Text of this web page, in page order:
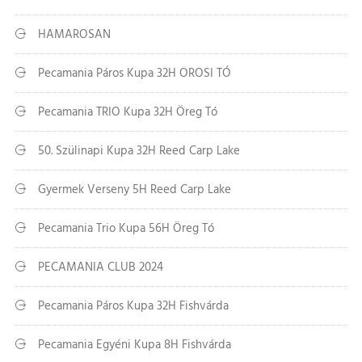
HAMAROSAN
Pecamania Páros Kupa 32H OROSI TÓ
Pecamania TRIO Kupa 32H Öreg Tó
50. Szülinapi Kupa 32H Reed Carp Lake
Gyermek Verseny 5H Reed Carp Lake
Pecamania Trio Kupa 56H Öreg Tó
PECAMANIA CLUB 2024
Pecamania Páros Kupa 32H Fishvárda
Pecamania Egyéni Kupa 8H Fishvárda